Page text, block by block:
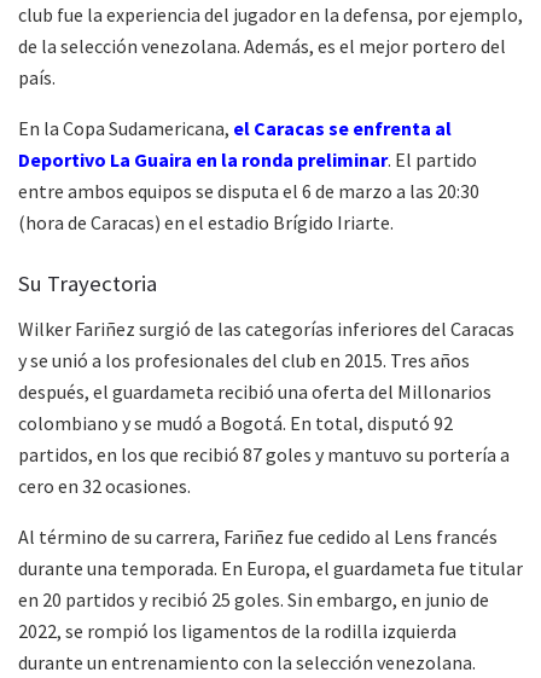
club fue la experiencia del jugador en la defensa, por ejemplo,
de la selección venezolana. Además, es el mejor portero del
país.
En la Copa Sudamericana, el Caracas se enfrenta al
Deportivo La Guaira en la ronda preliminar. El partido
entre ambos equipos se disputa el 6 de marzo a las 20:30
(hora de Caracas) en el estadio Brígido Iriarte.
Su Trayectoria
Wilker Fariñez surgió de las categorías inferiores del Caracas
y se unió a los profesionales del club en 2015. Tres años
después, el guardameta recibió una oferta del Millonarios
colombiano y se mudó a Bogotá. En total, disputó 92
partidos, en los que recibió 87 goles y mantuvo su portería a
cero en 32 ocasiones.
Al término de su carrera, Fariñez fue cedido al Lens francés
durante una temporada. En Europa, el guardameta fue titular
en 20 partidos y recibió 25 goles. Sin embargo, en junio de
2022, se rompió los ligamentos de la rodilla izquierda
durante un entrenamiento con la selección venezolana.